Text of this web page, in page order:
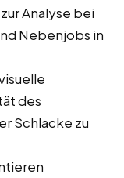
Analyse bei
Nebenjobs in
des
Schlacke zu